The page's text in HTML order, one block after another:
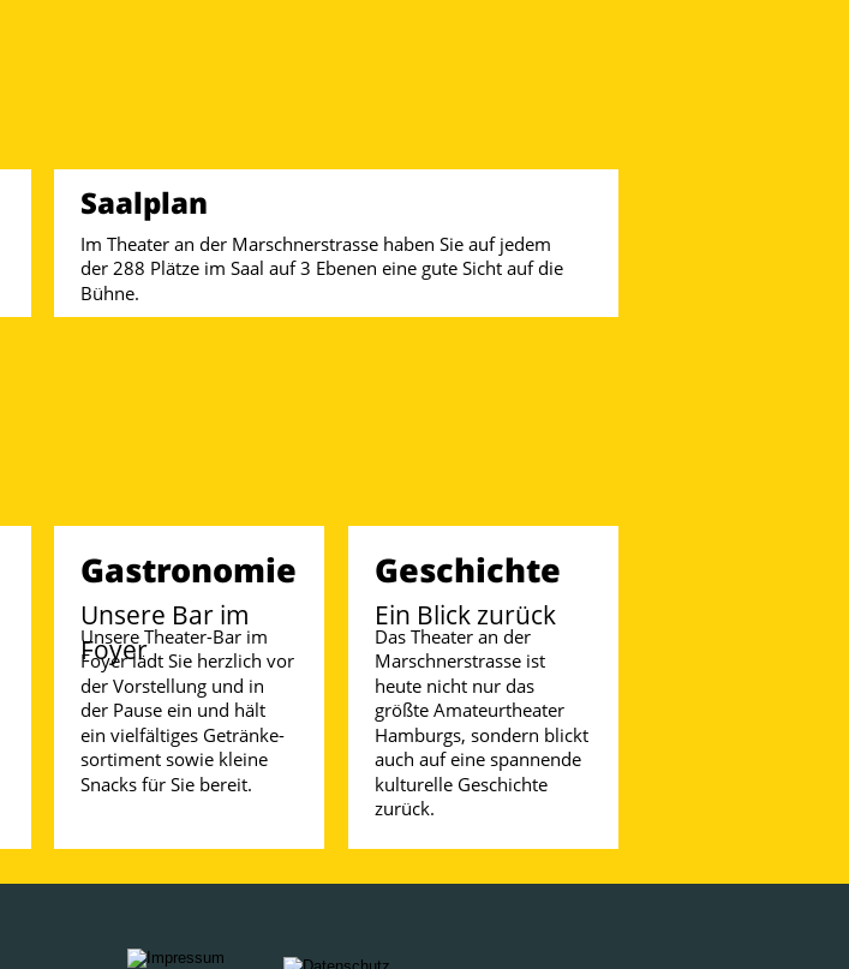
Im Theater an der Marschnerstrasse haben Sie auf jedem
der 288 Plätze im Saal auf 3 Ebenen eine gute Sicht auf die
Bühne.
Saalplan
Unsere Theater-Bar im
Foyer lädt Sie herzlich vor
der Vorstellung und in
der Pause ein und hält
ein vielfältiges Getränke-
sortiment sowie kleine
Snacks für Sie bereit.
Gastronomie
Unsere Bar im
Foyer
Das Theater an der
Marschnerstrasse ist
heute nicht nur das
größte Amateurtheater
Hamburgs, sondern blickt
auch auf eine spannende
kulturelle Geschichte
zurück.
Geschichte
Ein Blick zurück